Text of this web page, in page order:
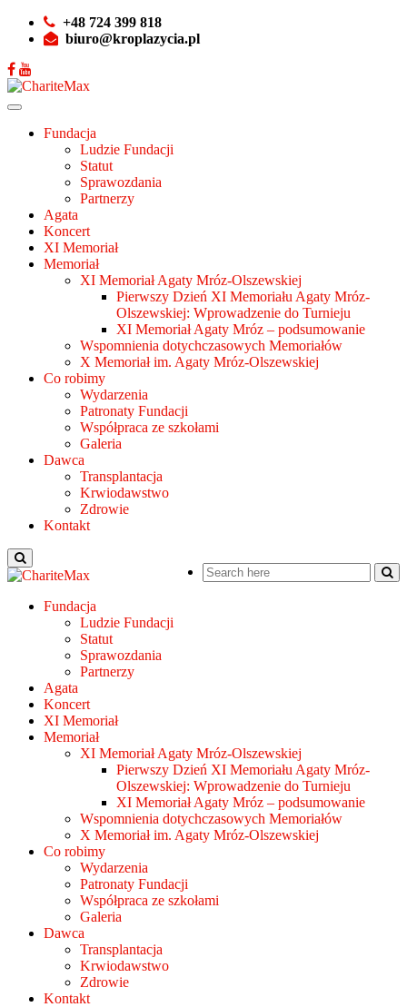
+48 724 399 818
biuro@kroplazycia.pl
Fundacja
Ludzie Fundacji
Statut
Sprawozdania
Partnerzy
Agata
Koncert
XI Memoriał
Memoriał
XI Memoriał Agaty Mróz-Olszewskiej
Pierwszy Dzień XI Memoriału Agaty Mróz-
Olszewskiej: Wprowadzenie do Turnieju
XI Memoriał Agaty Mróz – podsumowanie
Wspomnienia dotychczasowych Memoriałów
X Memoriał im. Agaty Mróz-Olszewskiej
Co robimy
Wydarzenia
Patronaty Fundacji
Współpraca ze szkołami
Galeria
Dawca
Transplantacja
Krwiodawstwo
Zdrowie
Kontakt
Fundacja
Ludzie Fundacji
Statut
Sprawozdania
Partnerzy
Agata
Koncert
XI Memoriał
Memoriał
XI Memoriał Agaty Mróz-Olszewskiej
Pierwszy Dzień XI Memoriału Agaty Mróz-
Olszewskiej: Wprowadzenie do Turnieju
XI Memoriał Agaty Mróz – podsumowanie
Wspomnienia dotychczasowych Memoriałów
X Memoriał im. Agaty Mróz-Olszewskiej
Co robimy
Wydarzenia
Patronaty Fundacji
Współpraca ze szkołami
Galeria
Dawca
Transplantacja
Krwiodawstwo
Zdrowie
Kontakt